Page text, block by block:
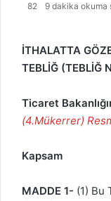
82 9 dakika okuma
İTHALATTA
TEBLİĞ (TEBLİĞ
Ticaret
(4.Mükerrer)
Kapsam
MADDE 1- (1) Bu